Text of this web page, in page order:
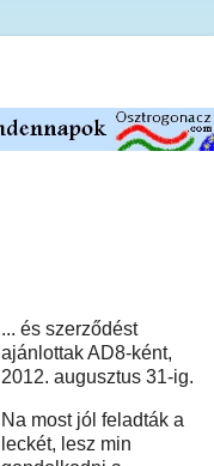
... és szerződést
ajánlottak AD8-ként,
2012. augusztus 31-ig.
Na most jól feladták a
leckét, lesz min